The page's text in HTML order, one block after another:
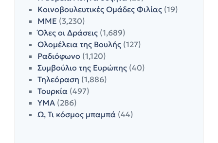
Κοινοβουλευτικές Ομάδες Φιλίας (19)
ΜΜΕ (3,230)
Όλες οι Δράσεις (1,689)
Ολομέλεια της Βουλής (127)
Ραδιόφωνο (1,120)
Συμβούλιο της Ευρώπης (40)
Τηλεόραση (1,886)
Τουρκία (497)
ΥΜΑ (286)
Ω, Τι κόσμος μπαμπά (44)